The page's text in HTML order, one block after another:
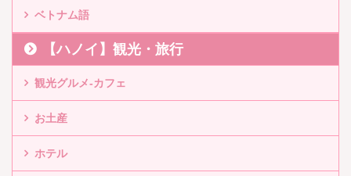
ベトナム語
【ハノイ】観光・旅行
観光グルメ-カフェ
お土産
ホテル